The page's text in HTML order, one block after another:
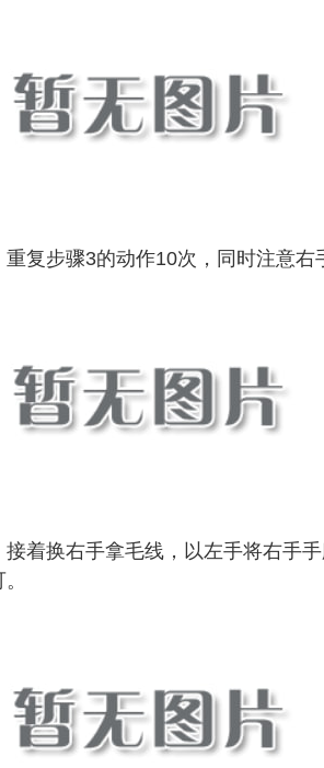
重复步骤3的动作10次，同时注意右
接着换右手拿毛线，以左手将右手